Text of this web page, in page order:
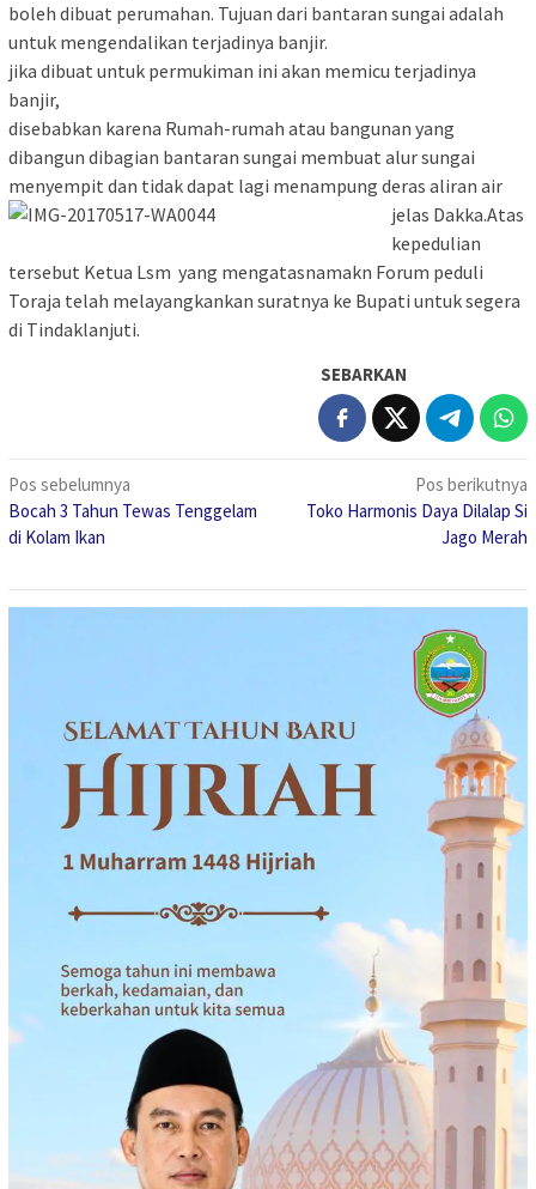
boleh dibuat perumahan. Tujuan dari bantaran sungai adalah
untuk mengendalikan terjadinya banjir.
jika dibuat untuk permukiman ini akan memicu terjadinya
banjir,
disebabkan karena Rumah-rumah atau bangunan yang
dibangun dibagian bantaran sungai membuat alur sungai
menyempit dan tidak dapat lagi menampung deras aliran air
jelas Dakka.Atas
kepedulian
tersebut Ketua Lsm yang mengatasnamakn Forum peduli
Toraja telah melayangkankan suratnya ke Bupati untuk segera
di Tindaklanjuti.
SEBARKAN
Navigasi
pos
Pos sebelumnya
Bocah 3 Tahun Tewas Tenggelam
di Kolam Ikan
Pos berikutnya
Toko Harmonis Daya Dilalap Si
Jago Merah